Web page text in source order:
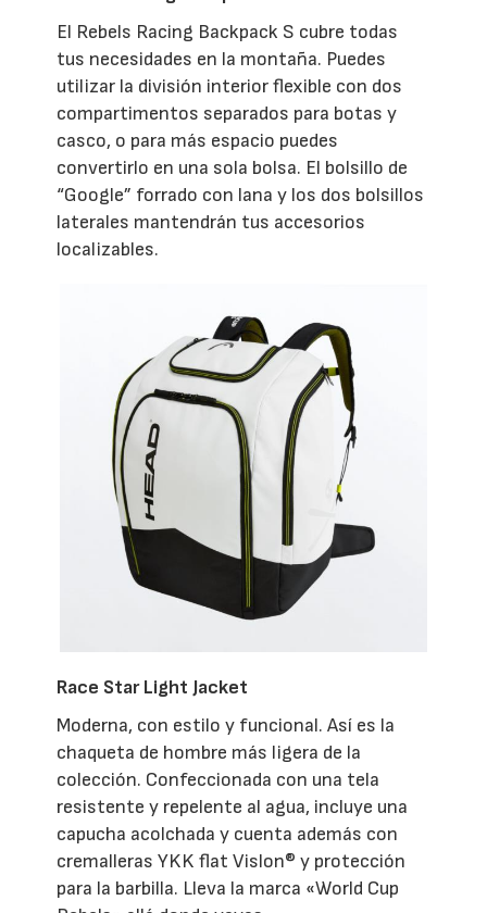
El Rebels Racing Backpack S cubre todas
tus necesidades en la montaña. Puedes
utilizar la división interior flexible con dos
compartimentos separados para botas y
casco, o para más espacio puedes
convertirlo en una sola bolsa. El bolsillo de
“Google” forrado con lana y los dos bolsillos
laterales mantendrán tus accesorios
localizables.
Race Star Light Jacket
Moderna, con estilo y funcional. Así es la
chaqueta de hombre más ligera de la
colección. Confeccionada con una tela
resistente y repelente al agua, incluye una
capucha acolchada y cuenta además con
cremalleras YKK flat Vislon® y protección
para la barbilla. Lleva la marca «World Cup